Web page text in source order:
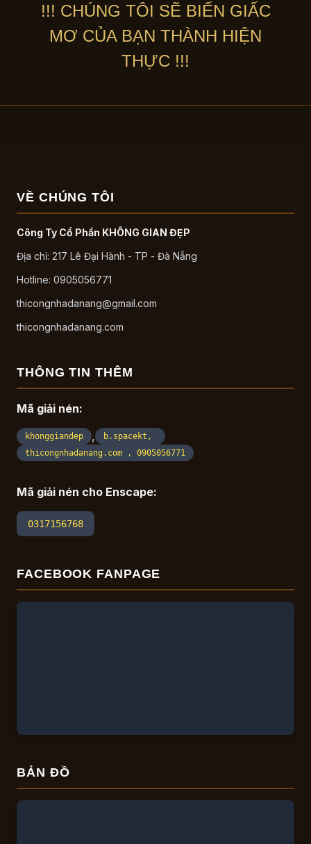
!!! CHÚNG TÔI SẼ BIẾN GIẤC
MƠ CỦA BẠN THÀNH HIỆN
THỰC !!!
VỀ CHÚNG TÔI
Công Ty Cổ Phần KHÔNG GIAN ĐẸP
Địa chỉ: 217 Lê Đại Hành - TP - Đà Nẵng
Hotline: 0905056771
thicongnhadanang@gmail.com
thicongnhadanang.com
THÔNG TIN THÊM
Mã giải nén:
khonggiandep ,
b.spacekt,
thicongnhadanang.com , 0905056771
Mã giải nén cho Enscape:
0317156768
FACEBOOK FANPAGE
BẢN ĐỒ